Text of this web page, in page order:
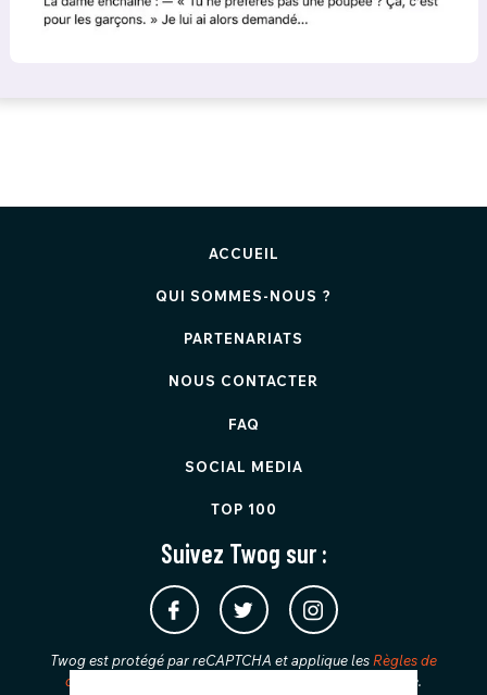
ACCUEIL
QUI SOMMES-NOUS ?
PARTENARIATS
NOUS CONTACTER
FAQ
SOCIAL MEDIA
TOP 100
Suivez Twog sur :
Twog est protégé par reCAPTCHA et applique lesRègles de
confidentialité
de Google.